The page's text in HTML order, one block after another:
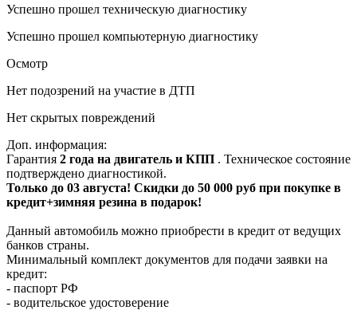
Успешно прошел техническую диагностику
Успешно прошел компьютерную диагностику
Осмотр
Нет подозрений на участие в ДТП
Нет скрытых повреждений
Доп. информация:
Гарантия 2 года на двигатель и КПП . Техническое состояние
подтверждено диагностикой.
Только до 03 августа! Скидки до 50 000 руб при покупке в
кредит+зимняя резина в подарок!
Данный автомобиль можно приобрести в кредит от ведущих
банков страны.
Минимальный комплект документов для подачи заявки на
кредит:
- паспорт РФ
- водительское удостоверение